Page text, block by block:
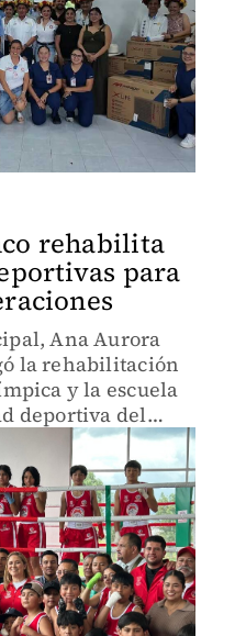
rehabilita
para
Ana Aurora
la rehabilitación
y la escuela
deportiva del